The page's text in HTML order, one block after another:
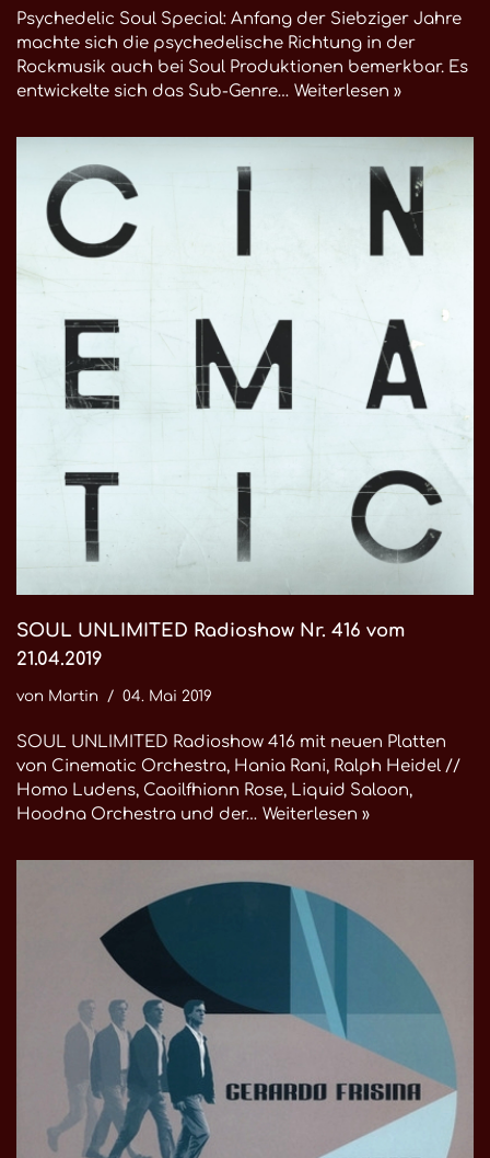
Psychedelic Soul Special: Anfang der Siebziger Jahre
machte sich die psychedelische Richtung in der
Rockmusik auch bei Soul Produktionen bemerkbar. Es
entwickelte sich das Sub-Genre… Weiterlesen »
SOUL UNLIMITED Radioshow Nr. 416 vom
21.04.2019
von Martin 04. Mai 2019
SOUL UNLIMITED Radioshow 416 mit neuen Platten
von Cinematic Orchestra, Hania Rani, Ralph Heidel //
Homo Ludens, Caoilfhionn Rose, Liquid Saloon,
Hoodna Orchestra und der… Weiterlesen »